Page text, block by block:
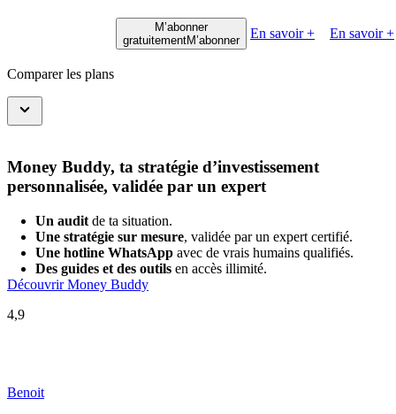
M’abonner
gratuitementM’abonner En savoir + En savoir +
Comparer les plans
Money Buddy, ta stratégie d’investissement
personnalisée, validée par un expert
Un audit de ta situation.
Une stratégie sur mesure, validée par un expert certifié.
Une hotline WhatsApp avec de vrais humains qualifiés.
Des guides et des outils en accès illimité.
Découvrir Money Buddy
4,9
Benoit